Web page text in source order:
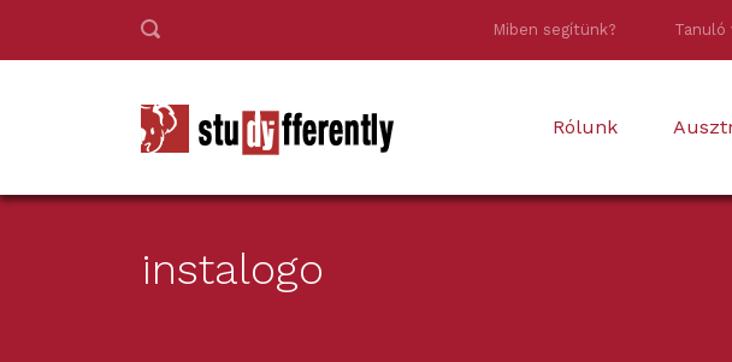
Miben segítünk? Tanuló
Rólunk
instalogo